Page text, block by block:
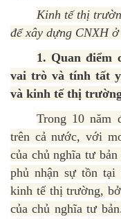
Kinh tế thị
để xây dựng CNXH
1. Quan điểm
vai trò và tính tất
và kinh tế thị
Trong 10 năm
trên cả nước, với
của chủ nghĩa tư
phủ nhận sự tồn tại
kinh tế thị trường,
của chủ nghĩa tư